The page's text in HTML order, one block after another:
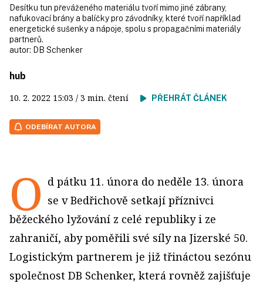
Desítku tun převáženého materiálu tvoří mimo jiné zábrany,
nafukovací brány a balíčky pro závodníky, které tvoří například
energetické sušenky a nápoje, spolu s propagačními materiály
partnerů.
autor: DB Schenker
hub
10. 2. 2022 15:03 / 3 min. čtení PŘEHRÁT ČLÁNEK
ODEBÍRAT AUTORA
O d pátku 11. února do neděle 13. února
se v Bedřichově setkají příznivci
běžeckého lyžování z celé republiky i ze
zahraničí, aby poměřili své síly na Jizerské 50.
Logistickým partnerem je již třináctou sezónu
společnost DB Schenker, která rovněž zajišťuje